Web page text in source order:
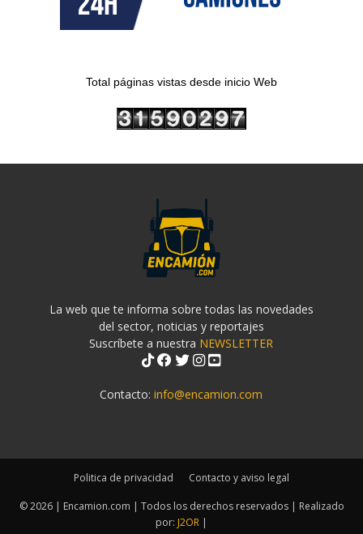
Total páginas vistas desde inicio Web
La web que te informa sobre todas las novedades
del sector, noticias y reportajes
Suscríbete a nuestra NEWSLETTER
Contacto:info@encamion.com
Politica de privacidad Contacto y aviso legal
© 2026 | Encamion.com | Todos los derechos reservados | Realizado
por: J2OR |